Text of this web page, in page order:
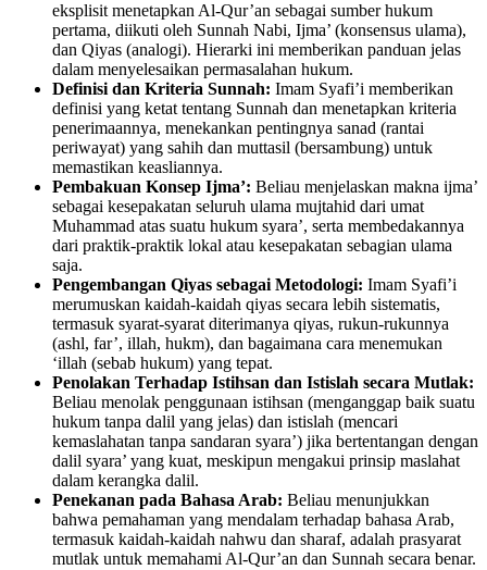
eksplisit menetapkan Al-Qur’an sebagai sumber hukum
pertama, diikuti oleh Sunnah Nabi, Ijma’ (konsensus ulama),
dan Qiyas (analogi). Hierarki ini memberikan panduan jelas
dalam menyelesaikan permasalahan hukum.
Definisi dan Kriteria Sunnah: Imam Syafi’i memberikan
definisi yang ketat tentang Sunnah dan menetapkan kriteria
penerimaannya, menekankan pentingnya sanad (rantai
periwayat) yang sahih dan muttasil (bersambung) untuk
memastikan keasliannya.
Pembakuan Konsep Ijma’: Beliau menjelaskan makna ijma’
sebagai kesepakatan seluruh ulama mujtahid dari umat
Muhammad atas suatu hukum syara’, serta membedakannya
dari praktik-praktik lokal atau kesepakatan sebagian ulama
saja.
Pengembangan Qiyas sebagai Metodologi: Imam Syafi’i
merumuskan kaidah-kaidah qiyas secara lebih sistematis,
termasuk syarat-syarat diterimanya qiyas, rukun-rukunnya
(ashl, far’, illah, hukm), dan bagaimana cara menemukan
‘illah (sebab hukum) yang tepat.
Penolakan Terhadap Istihsan dan Istislah secara Mutlak:
Beliau menolak penggunaan istihsan (menganggap baik suatu
hukum tanpa dalil yang jelas) dan istislah (mencari
kemaslahatan tanpa sandaran syara’) jika bertentangan dengan
dalil syara’ yang kuat, meskipun mengakui prinsip maslahat
dalam kerangka dalil.
Penekanan pada Bahasa Arab: Beliau menunjukkan
bahwa pemahaman yang mendalam terhadap bahasa Arab,
termasuk kaidah-kaidah nahwu dan sharaf, adalah prasyarat
mutlak untuk memahami Al-Qur’an dan Sunnah secara benar.